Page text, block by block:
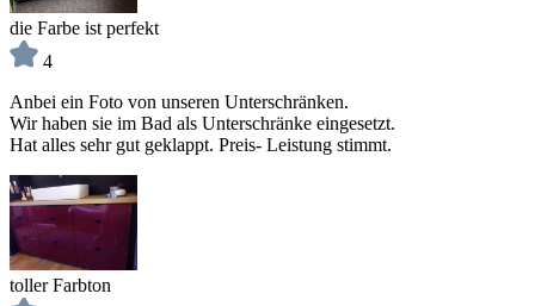
die Farbe ist perfekt
4
Anbei ein Foto von unseren Unterschränken.
Wir haben sie im Bad als Unterschränke eingesetzt.
Hat alles sehr gut geklappt. Preis- Leistung stimmt.
toller Farbton